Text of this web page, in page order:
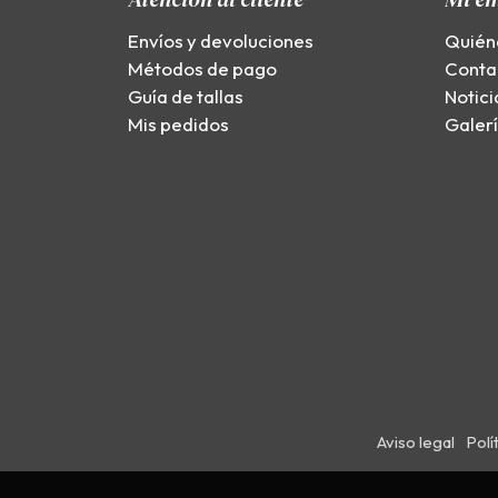
Envíos y devoluciones
Métodos de pago
Guía de tallas
Mis pedidos
Aviso legal